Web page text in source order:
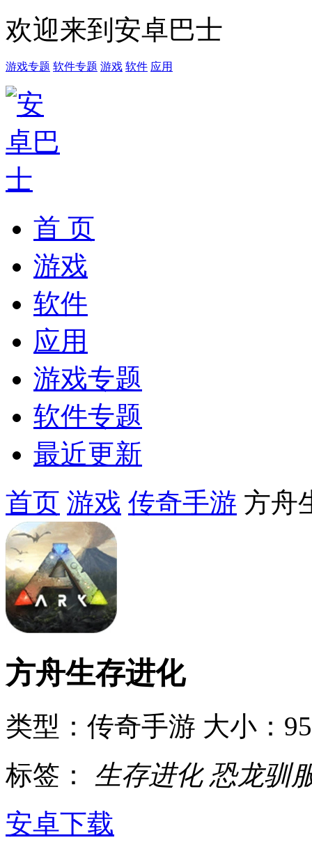
欢迎来到安卓巴士
游戏专题 软件专题 游戏 软件 应用
首 页
游戏
软件
应用
游戏专题
软件专题
最近更新
首页 游戏 传奇手游 方舟
方舟生存进化
类型：传奇手游 大小：
标签： 生存进化 恐龙驯
安卓下载